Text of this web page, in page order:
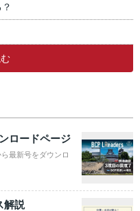
ロードページ
最新号をダウンロ
解説